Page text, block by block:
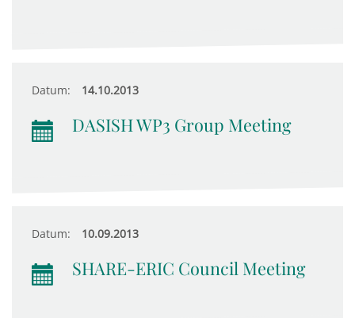
Datum: 14.10.2013
DASISH WP3 Group Meeting
Datum: 10.09.2013
SHARE-ERIC Council Meeting